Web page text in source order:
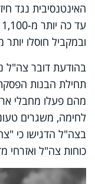
האינטנסיבית נגד
ובמקביל חוסלו יותר מ-350
בהודעת דובר צה"ל
תחילת הבנות
מהם פעלו מחבלי
לחימה, משגרים
בצה"ל הדגישו כי
כוחות צה"ל ואזרחי